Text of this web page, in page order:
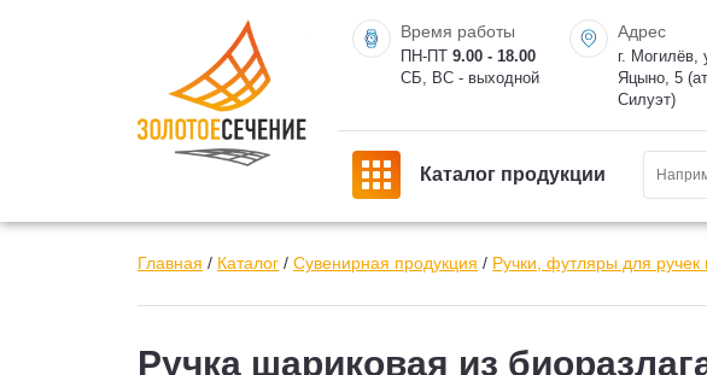
Время работы
ПН-ПТ 9.00 - 18.00
СБ, ВС - выходной
Адрес
г. Могилёв,
Яцыно, 5
Силуэт)
Каталог продукции
Главная / Каталог / Сувенирная продукция / Ручки, футляры для
Ручка шариковая из